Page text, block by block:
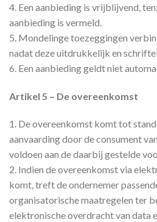
4. Een aanbieding is vrijblijvend,
aanbieding is vermeld.
5. Mondelinge toezeggingen
nadat deze uitdrukkelijk en
6. Een aanbieding geldt niet
Artikel 5 – De overeenkomst
1. De overeenkomst komt tot
aanvaarding door de consument
voldoen aan de daarbij gestelde
2. Indien de overeenkomst via
komt, treft de ondernemer
organisatorische maatregelen ter
elektronische overdracht van data